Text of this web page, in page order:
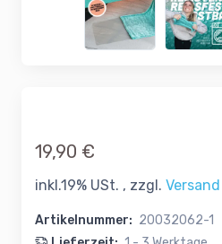
19,90 €
inkl.19% USt. , zzgl. Versand
Artikelnummer: 20032062-1